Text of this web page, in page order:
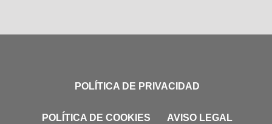
POLÍTICA DE PRIVACIDAD
POLÍTICA DE COOKIES AVISO LEGAL